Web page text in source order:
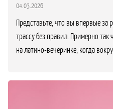
04.03.2026
Представьте, что вы впервые
трассу без правил. Примерно так
на латино-вечеринке, когда